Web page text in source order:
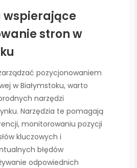
wspierające
stron w
pozycjonowaniem
w Białymstoku, warto
narzędzi
Narzędzia te pomagają
monitorowaniu pozycji
kluczowych i
błędów
odpowiednich